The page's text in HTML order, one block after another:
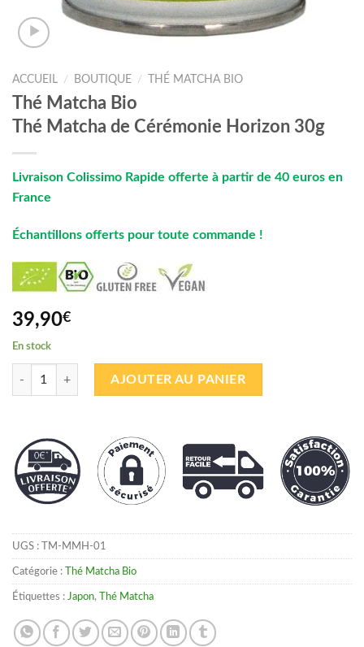
ACCUEIL / BOUTIQUE / THÉ MATCHA BIO
Thé Matcha Bio
Thé Matcha de Cérémonie Horizon 30g
Livraison Colissimo Rapide offerte à partir de 40 euros en
France
Échantillons offerts pour toute commande !
39,90€
En stock
AJOUTER AU PANIER
UGS : TM-MMH-01
Catégorie : Thé Matcha Bio
Étiquettes : Japon, Thé Matcha